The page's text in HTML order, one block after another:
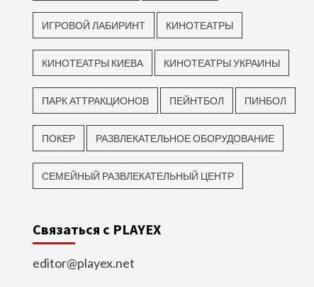
ИГРОВОЙ ЛАБИРИНТ КИНОТЕАТРЫ
КИНОТЕАТРЫ КИЕВА КИНОТЕАТРЫ УКРАИНЫ
ПАРК АТТРАКЦИОНОВ ПЕЙНТБОЛ ПИНБОЛ
ПОКЕР РАЗВЛЕКАТЕЛЬНОЕ ОБОРУДОВАНИЕ
СЕМЕЙНЫЙ РАЗВЛЕКАТЕЛЬНЫЙ ЦЕНТР
Связаться с PLAYEX
editor@playex.net